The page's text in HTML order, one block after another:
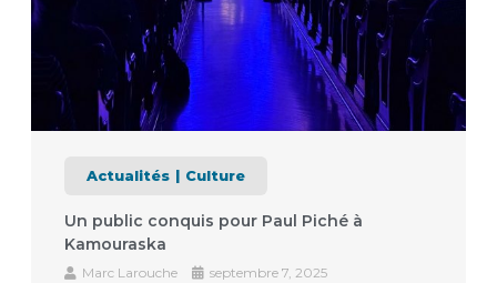
Actualités Culture
Un public conquis pour Paul Piché à
Kamouraska
Marc Larouche septembre 7, 2025